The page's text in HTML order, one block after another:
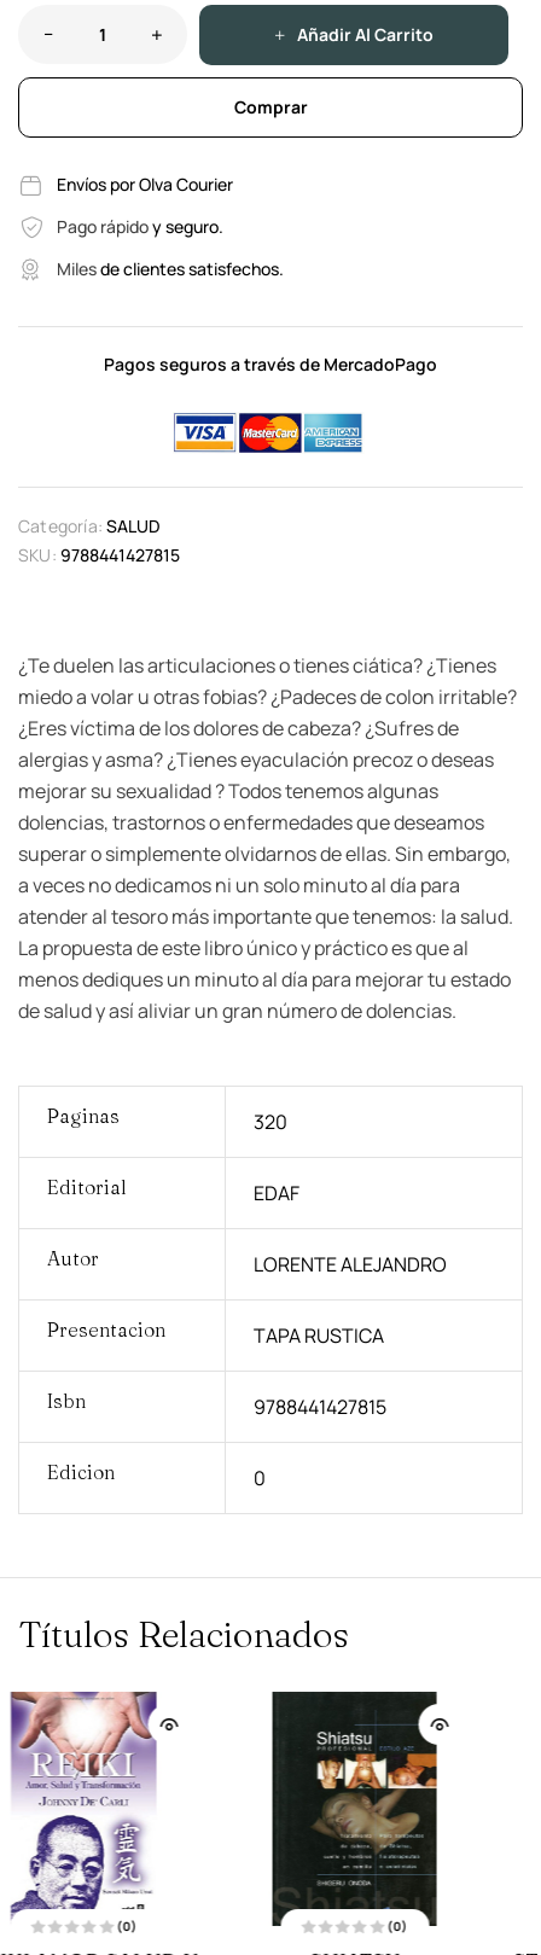
Añadir Al Carrito
Comprar
Envíos por Olva Courier
Pago rápidoy seguro.
Milesde clientes satisfechos.
Pagos seguros a través de MercadoPago
Categoría: SALUD
SKU: 9788441427815
¿Te duelen las articulaciones o tienes ciática? ¿Tienes
miedo a volar u otras fobias? ¿Padeces de colon irritable?
¿Eres víctima de los dolores de cabeza? ¿Sufres de
alergias y asma? ¿Tienes eyaculación precoz o deseas
mejorar su sexualidad ? Todos tenemos algunas
dolencias, trastornos o enfermedades que deseamos
superar o simplemente olvidarnos de ellas. Sin embargo,
a veces no dedicamos ni un solo minuto al día para
atender al tesoro más importante que tenemos: la salud.
La propuesta de este libro único y práctico es que al
menos dediques un minuto al día para mejorar tu estado
de salud y así aliviar un gran número de dolencias.
Paginas 320
Editorial EDAF
Autor LORENTE ALEJANDRO
Presentacion TAPA RUSTICA
Isbn 9788441427815
Edicion 0
Títulos Relacionados